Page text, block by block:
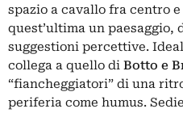
spazio a cavallo fra centro
quest’ultima un paesaggio,
suggestioni percettive.
collega a quello di Botto e
“fiancheggiatori” di una
periferia come humus.